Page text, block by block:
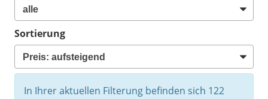
Sortierung
In Ihrer aktuellen Filterung befinden sich 122